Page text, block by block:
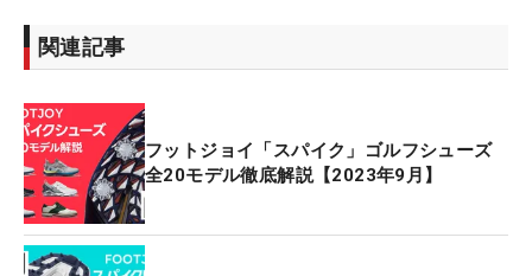
関連記事
フットジョイ「スパイク」ゴルフシューズ
全20モデル徹底解説【2023年9月】